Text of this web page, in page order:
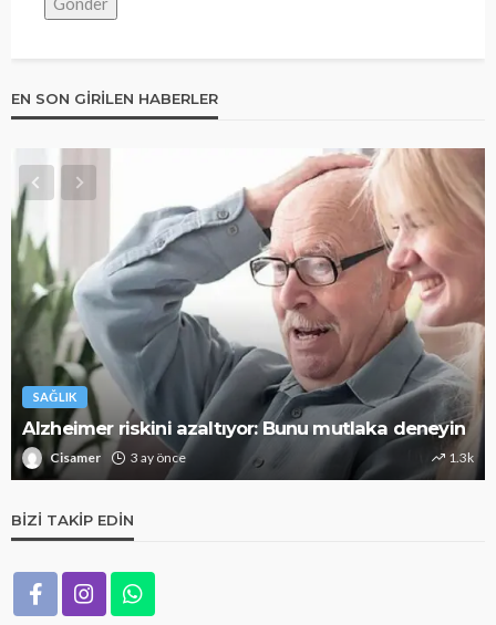
EN SON GIRILEN HABERLER
SAĞLIK
Alzheimer riskini azaltıyor: Bunu mutlaka deneyin
Cisamer 3 ay önce 1.3k
BIZI TAKIP EDIN